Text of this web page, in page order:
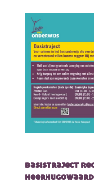
basistraject
heerhugowaard